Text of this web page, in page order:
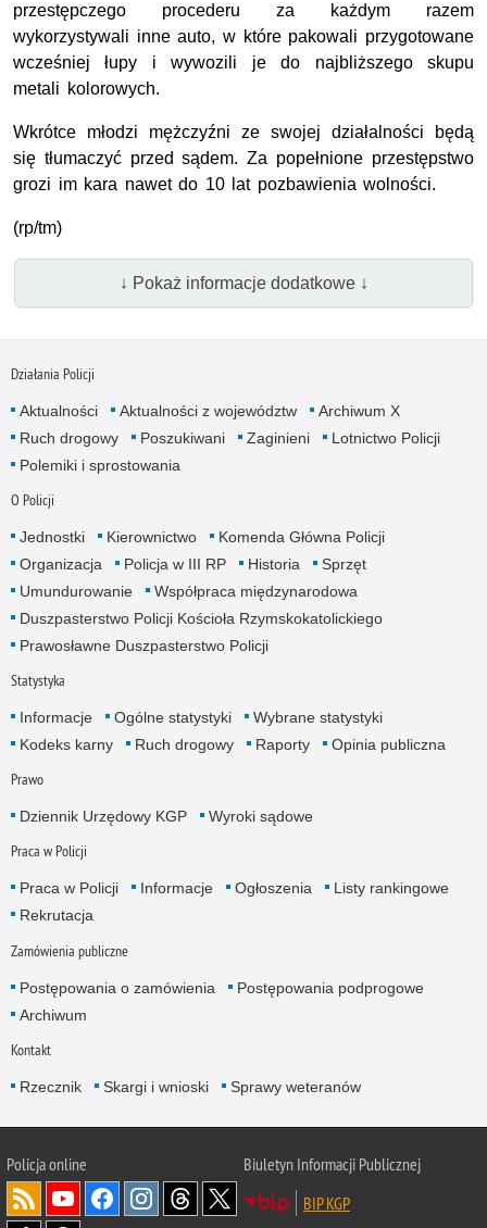
przestępczego procederu za każdym razem
wykorzystywali inne auto, w które pakowali przygotowane
wcześniej łupy i wywozili je do najbliższego skupu
metali kolorowych.
Wkrótce młodzi mężczyźni ze swojej działalności będą
się tłumaczyć przed sądem. Za popełnione przestępstwo
grozi im kara nawet do 10 lat pozbawienia wolności.
(rp/tm)
↓ Pokaż informacje dodatkowe ↓
Działania Policji
Aktualności Aktualności z województw
Archiwum X
Ruch drogowy
Poszukiwani Zaginieni
Lotnictwo Policji
Polemiki i sprostowania
O Policji
Jednostki Kierownictwo
Komenda Główna Policji
Organizacja
Policja w III RP Historia
Sprzęt
Umundurowanie
Współpraca międzynarodowa
Duszpasterstwo Policji Kościoła Rzymskokatolickiego
Prawosławne Duszpasterstwo Policji
Statystyka
Informacje Ogólne statystyki
Wybrane statystyki
Kodeks karny
Ruch drogowy Raporty Opinia publiczna
Prawo
Dziennik Urzędowy KGP Wyroki sądowe
Praca w Policji
Praca w Policji Informacje Ogłoszenia
Listy rankingowe
Rekrutacja
Zamówienia publiczne
Postępowania o zamówienia
Postępowania podprogowe
Archiwum
Kontakt
Rzecznik Skargi i wnioski Sprawy weteranów
Policjaonline
Biuletyn Informacji Publicznej
BIP KGP